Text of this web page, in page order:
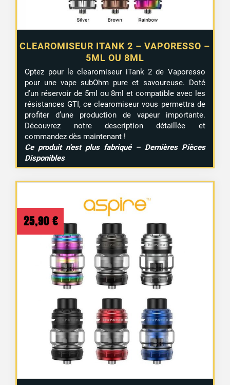
CLEAROMISEUR ITANK 2 – VAPORESSO –
5ML OU 8ML
Optez pour le clearomiseur iTank 2 de Vaporesso
pour une vape subOhm pure et savoureuse. Doté
d’un réservoir de 5ml ou 8ml et compatible avec les
résistances GTI, ce clearomiseur vous permettra de
profiter d’une production de vapeur importante.
Découvrez notre description détaillée et
commandez dès maintenant !
Ce produit n’est plus fabriqué – Dernières Pièces
Disponibles
25,90 €